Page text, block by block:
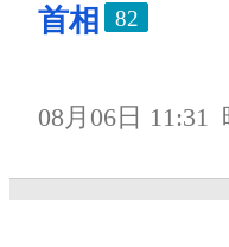
首相
82
08月06日 11:31